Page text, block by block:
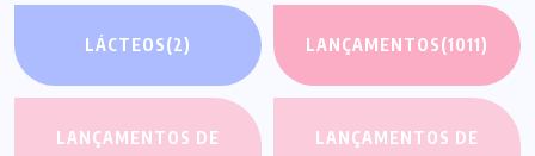
LÁCTEOS(2) LANÇAMENTOS(1011)
LANÇAMENTOS DE
LANÇAMENTOS DE